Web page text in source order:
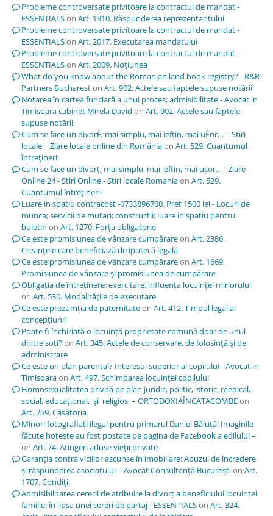
Probleme controversate privitoare la contractul de mandat -
ESSENTIALSon Art. 1310. Răspunderea reprezentantului
Probleme controversate privitoare la contractul de mandat -
ESSENTIALSon Art. 2017. Executarea mandatului
Probleme controversate privitoare la contractul de mandat -
ESSENTIALSon Art. 2009. Noţiunea
What do you know about the Romanian land book registry? - R&R
Partners Buchareston Art. 902. Actele sau faptele supuse notării
Notarea în cartea funciară a unui proces; admisibilitate - Avocat in
Timisoara cabinet Mirela David on Art. 902. Actele sau faptele
supuse notării
Cum se face un divorÈ; mai simplu, mai ieftin, mai uÈor… – Stiri
locale | Ziare locale online din Româniaon Art. 529. Cuantumul
întreţinerii
Cum se face un divorț; mai simplu, mai ieftin, mai ușor… - Ziare
Online 24 - Stiri Online - Stiri locale Romaniaon Art. 529.
Cuantumul întreţinerii
Luare in spatiu contracost -0733896700. Pret 1500 lei - Locuri de
munca; servicii de mutari; constructii; luare in spatiu pentru
buletin on Art. 1270. Forţa obligatorie
Ce este promisiunea de vânzare cumpărareon Art. 2386.
Creanţele care beneficiază de ipotecă legală
Ce este promisiunea de vânzare cumpărareon Art. 1669.
Promisiunea de vânzare şi promisiunea de cumpărare
Obligația de întreținere: exercitare, influența locuinței minorului
on Art. 530. Modalităţile de executare
Ce este prezumția de paternitateon Art. 412. Timpul legal al
concepţiunii
Poate fi închiriată o locuință proprietate comună doar de unul
dintre soți?on Art. 345. Actele de conservare, de folosinţă şi de
administrare
Ce este un plan parental? Interesul superior al copilului - Avocat in
Timisoaraon Art. 497. Schimbarea locuinţei copilului
Homosexualitatea privită pe plan juridic, politic, istoric, medical,
social, educațional, și religios, – ORTODOXIAÎNCATACOMBEon
Art. 259. Căsătoria
Minori fotografiați ilegal pentru primarul Daniel Băluță! Imaginile
făcute hoțește au fost postate pe pagina de Facebook a edilului –
on Art. 74. Atingeri aduse vieţii private
Garanția contra viciilor ascunse în imobiliare: Abuzul de încredere
și răspunderea asociatului – Avocat Consultanță Bucureștion Art.
1707. Condiţii
Admisibilitatea cererii de atribuire la divorț a beneficiului locuinței
familiei în lipsa unei cereri de partaj - ESSENTIALSon Art. 324.